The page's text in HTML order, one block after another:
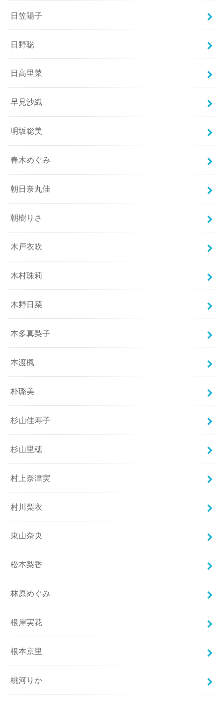
日笠陽子
日野聡
日高里菜
早見沙織
明坂聡美
春木めぐみ
朝日奈丸佳
朝樹りさ
木戸衣吹
木村珠莉
木野日菜
本多真梨子
本渡楓
朴璐美
杉山佳寿子
杉山里穂
村上奈津実
村川梨衣
東山奈央
松本梨香
林原めぐみ
根岸実花
根本京里
桃河りか